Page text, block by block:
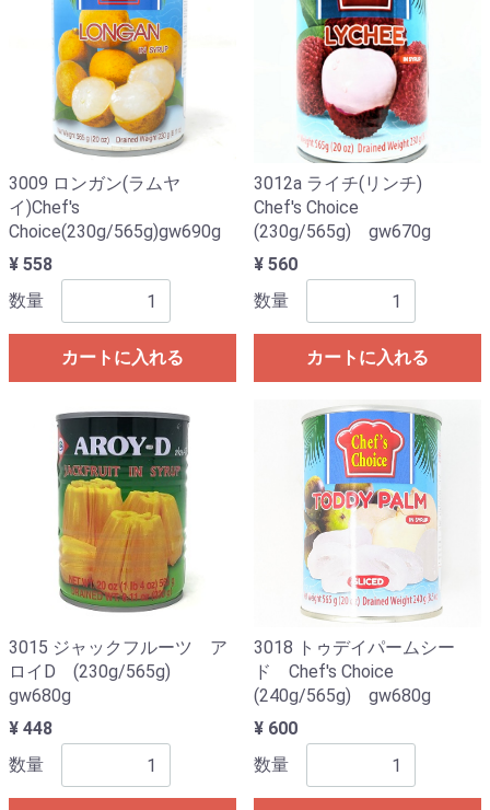
3009 ロンガン(ラムヤ
イ)Chef's
Choice(230g/565g)gw690g
¥ 558
数量
カートに入れる
3012a ライチ(リンチ)
Chef's Choice
(230g/565g) gw670g
¥ 560
数量
カートに入れる
3015 ジャックフルーツ ア
ロイD (230g/565g)
gw680g
¥ 448
数量
3018 トゥデイパームシー
ド Chef's Choice
(240g/565g) gw680g
¥ 600
数量